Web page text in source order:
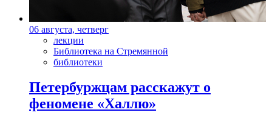
06 августа, четверг
лекции
Библиотека на Стремянной
библиотеки
Петербуржцам расскажут о
феномене «Халлю»